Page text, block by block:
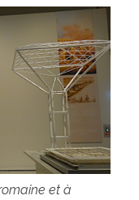
et à